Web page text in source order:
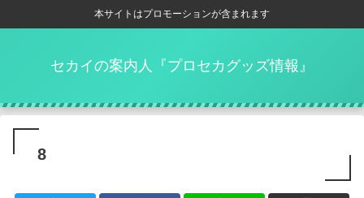
本サイトはプロモーションが含まれます
セカイの案内人『プロセカグッズ情報』
8